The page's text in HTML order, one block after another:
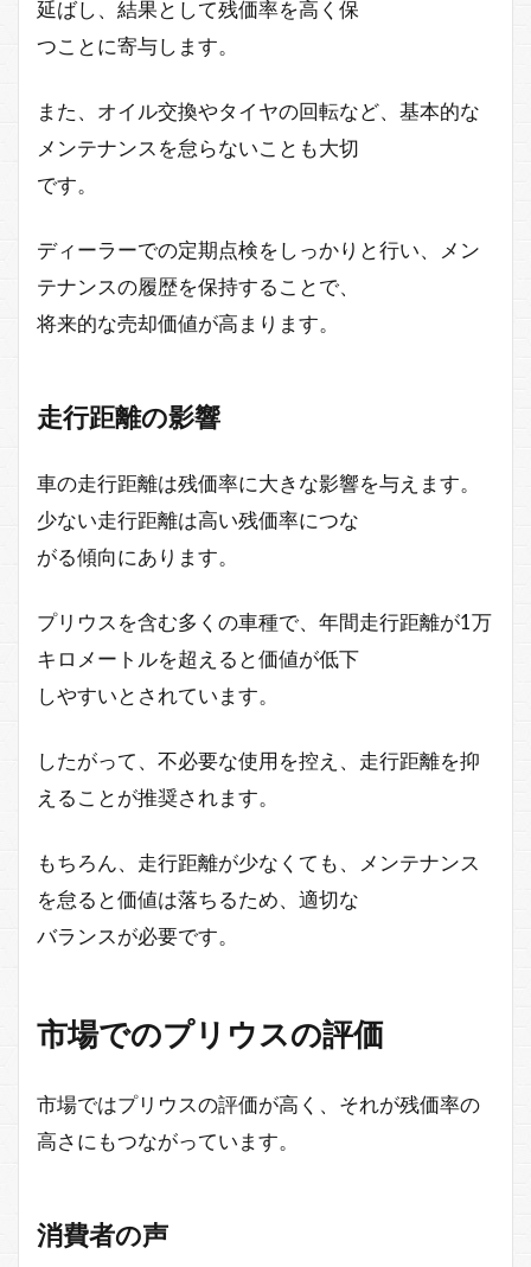
延ばし、結果として残価率を高く保
つことに寄与します。
また、オイル交換やタイヤの回転など、基本的な
メンテナンスを怠らないことも大切
です。
ディーラーでの定期点検をしっかりと行い、メン
テナンスの履歴を保持することで、
将来的な売却価値が高まります。
走行距離の影響
車の走行距離は残価率に大きな影響を与えます。
少ない走行距離は高い残価率につな
がる傾向にあります。
プリウスを含む多くの車種で、年間走行距離が1万
キロメートルを超えると価値が低下
しやすいとされています。
したがって、不必要な使用を控え、走行距離を抑
えることが推奨されます。
もちろん、走行距離が少なくても、メンテナンス
を怠ると価値は落ちるため、適切な
バランスが必要です。
市場でのプリウスの評価
市場ではプリウスの評価が高く、それが残価率の
高さにもつながっています。
消費者の声